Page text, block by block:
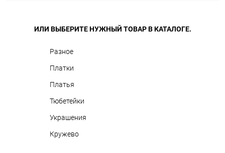
ИЛИ ВЫБЕРИТЕ НУЖНЫЙ ТОВАР В КАТАЛОГЕ.
Разное
Платки
Платья
Тюбетейки
Украшения
Кружево